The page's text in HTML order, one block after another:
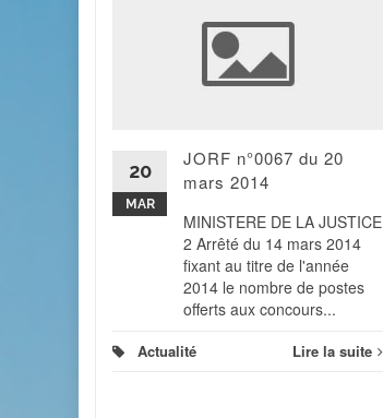
20
MAR
JORF n°0067 du 20
mars 2014
MINISTERE DE LA JUSTICE
2 Arrêté du 14 mars 2014
fixant au titre de l'année
2014 le nombre de postes
offerts aux concours...
Actualité Lire la suite